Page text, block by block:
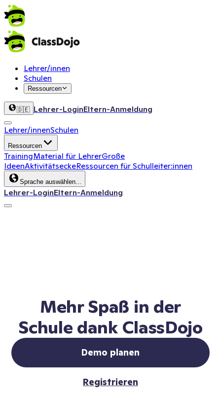
Lehrer/innen
Schulen
Ressourcen
🇩🇪 Lehrer-LoginEltern-Anmeldung
Lehrer/innenSchulen
Ressourcen
TrainingMaterial für LehrerGroße
IdeenAktivitätseckeRessourcen für Schulleiter:innen
Sprache auswählen...
Lehrer-LoginEltern-Anmeldung
Mehr Spaß in der
Schule dank ClassDojo
Demo planen
Registrieren